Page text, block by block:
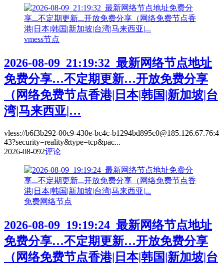
vmess节点
2026-08-09_21:19:32_最新网络节点地址
免费分享…不定期更新…开放免费分享
（网络免费节点香港|日本|韩国|新加坡|台
湾|马来西亚|…
vless://b6f3b292-00c9-430e-bc4c-b1294bd895c0@185.126.67.76:4
43?security=reality&type=tcp&pac...
2026-08-092评论
免费网络节点
2026-08-09_19:19:24_最新网络节点地址
免费分享…不定期更新…开放免费分享
（网络免费节点香港|日本|韩国|新加坡|台